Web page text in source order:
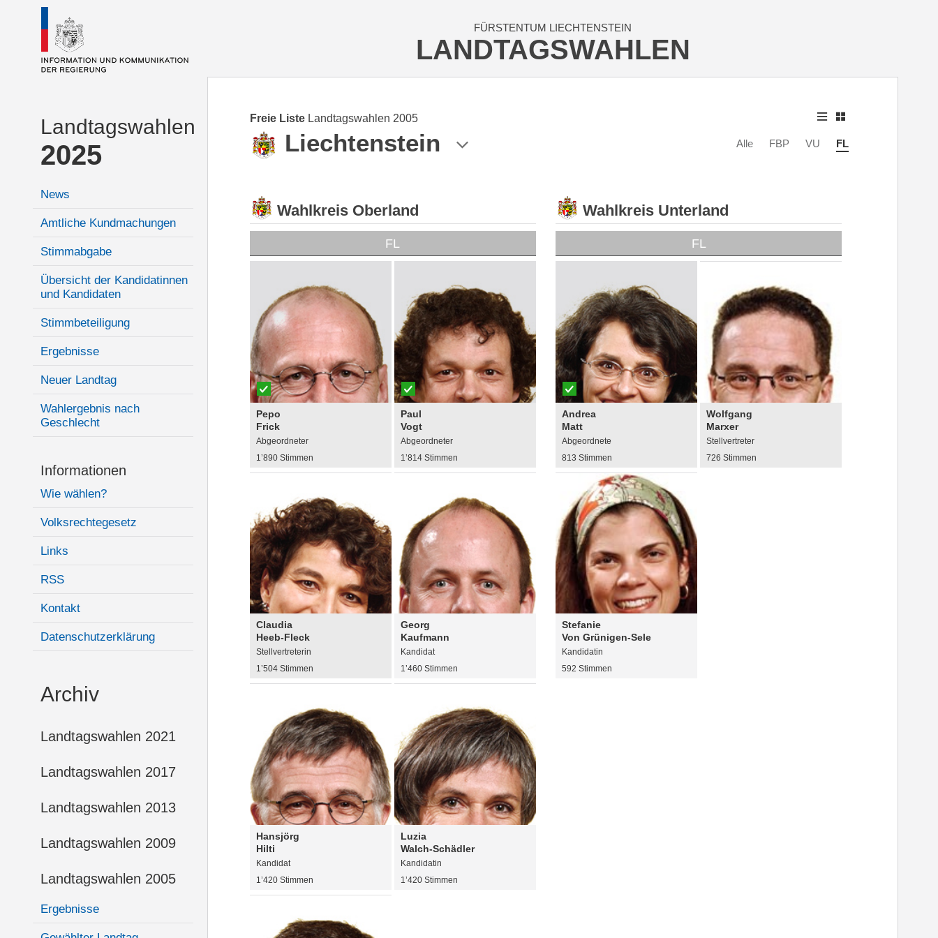
Landtagswahlen
2025
News
Amtliche Kundmachungen
Stimmabgabe
Übersicht der Kandidatinnen
und Kandidaten
Stimmbeteiligung
Ergebnisse
Neuer Landtag
Wahlergebnis nach
Geschlecht
Informationen
Wie wählen?
Volksrechtegesetz
Links
RSS
Kontakt
Datenschutzerklärung
Archiv
Landtagswahlen 2021
Landtagswahlen 2017
Landtagswahlen 2013
Landtagswahlen 2009
Landtagswahlen 2005
Ergebnisse
FÜRSTENTUM LIECHTENSTEIN
LANDTAGSWAHLEN
Freie Liste Landtagswahlen 2005
Liechtenstein Alle FBP VU FL
Wahlkreis Oberland
FL
Pepo
Frick
Abgeordneter
1’890 Stimmen
Paul
Vogt
Abgeordneter
1’814 Stimmen
Claudia
Heeb-Fleck
Stellvertreterin
1’504 Stimmen
Georg
Kaufmann
Kandidat
1’460 Stimmen
Hansjörg
Hilti
Kandidat
1’420 Stimmen
Luzia
Walch-Schädler
Kandidatin
1’420 Stimmen
Wahlkreis Unterland
FL
Andrea
Matt
Abgeordnete
813 Stimmen
Wolfgang
Marxer
Stellvertreter
726 Stimmen
Stefanie
Von Grünigen-Sele
Kandidatin
592 Stimmen